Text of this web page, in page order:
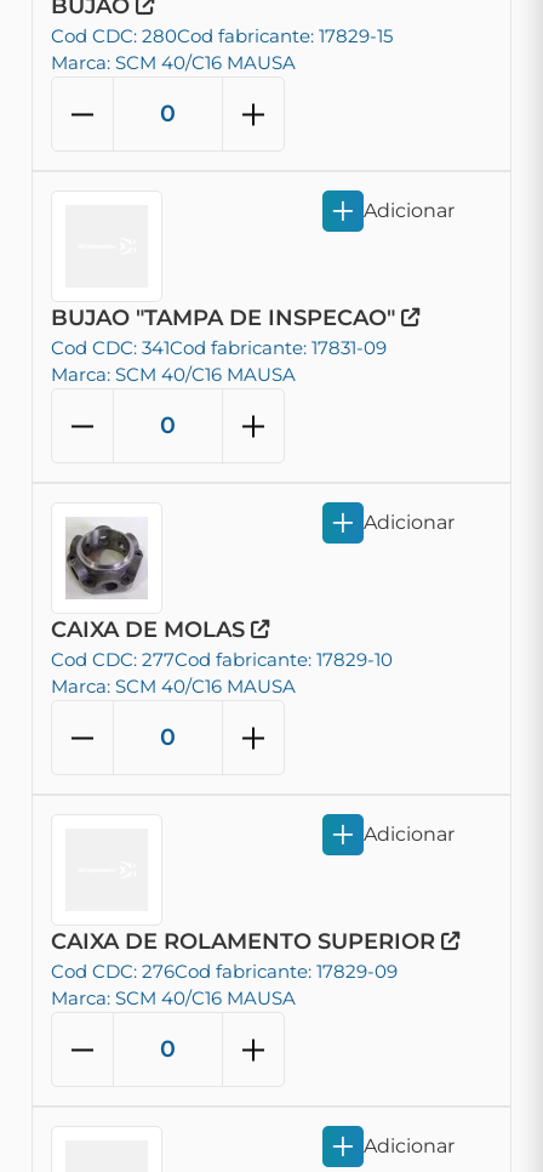
BUJAO
Cod CDC: 280Cod fabricante: 17829-15
Marca: SCM 40/C16 MAUSA
BUJAO "TAMPA DE INSPECAO"
Cod CDC: 341Cod fabricante: 17831-09
Marca: SCM 40/C16 MAUSA
Adicionar
CAIXA DE MOLAS
Cod CDC: 277Cod fabricante: 17829-10
Marca: SCM 40/C16 MAUSA
Adicionar
CAIXA DE ROLAMENTO SUPERIOR
Cod CDC: 276Cod fabricante: 17829-09
Marca: SCM 40/C16 MAUSA
Adicionar
Adicionar